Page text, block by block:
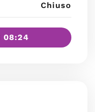
Chiuso
08:24